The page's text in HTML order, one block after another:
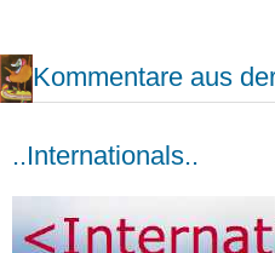
Inhalt
Kommentare aus
..Internationals..